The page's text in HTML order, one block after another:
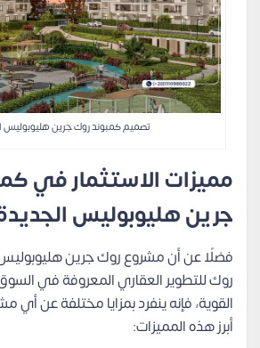
تصميم كمبوند روك جرين هليوبوليس
مميزات الاستثمار في
جرين هليوبوليس
فضلًا عن أن مشروع روك جرين
روك للتطوير العقاري المعروفة في
القوية، فإنه ينفرد بمزايا مختلفة عن
أبرز هذه المميزات: